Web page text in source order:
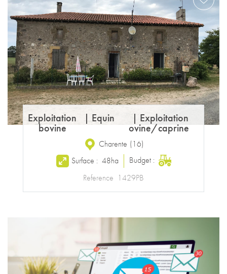
Exploitation
bovine
| Equin | Exploitation
ovine/caprine
Charente (16)
Surface : 48ha
Budget :
Reference 1429PB